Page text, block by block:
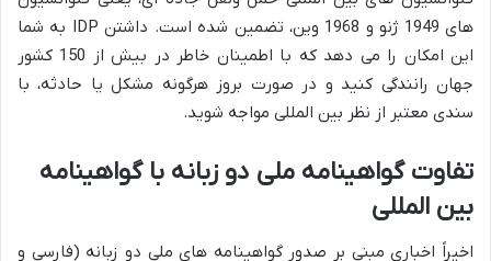
های 1949 ژنو و 1968 وین، تضمین شده است. داشتن IDP به شما
این امکان را می دهد که با اطمینان خاطر در بیش از 150 کشور
جهان رانندگی کنید و در صورت بروز هرگونه مشکل یا حادثه، با
سندی معتبر از نظر بین المللی مواجه شوید.
تفاوت گواهینامه ملی دو زبانه با گواهینامه
بین المللی
اخیراً اخباری مبنی بر صدور گواهینامه های ملی دو زبانه (فارسی و